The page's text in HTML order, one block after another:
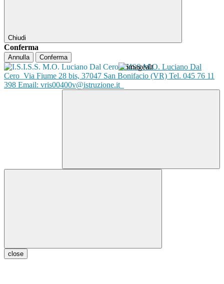
Chiudi
Conferma
Annulla Conferma
ISISS M.O. Luciano Dal
Cero Via Fiume 28 bis, 37047 San Bonifacio (VR) Tel. 045 76 11
398 Email: vris00400v@istruzione.it
close